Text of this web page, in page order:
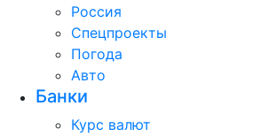
Россия
Спецпроекты
Погода
Авто
Банки
Курс валют